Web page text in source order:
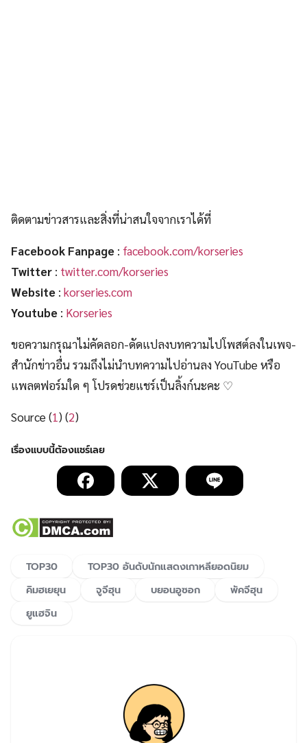
ติดตามข่าวสารและสิ่งที่น่าสนใจจากเราได้ที่
Facebook Fanpage : facebook.com/korseries
Twitter : twitter.com/korseries
Website : korseries.com
Youtube : Korseries
ขอความกรุณาไม่คัดลอก-ดัดแปลงบทความไปโพสต์ลงในเพจ-
สำนักข่าวอื่น รวมถึงไม่นำบทความไปอ่านลง YouTube หรือ
แพลตฟอร์มใด ๆ โปรดช่วยแชร์เป็นลิ้งก์นะคะ ♡
Source (1) (2)
TOP30
TOP30 อันดับนักแสดงเกาหลียอดนิยม
คิมฮเยยุน
จูจีฮุน บยอนอูซอก
พัคจีฮุน
ยูแฮจิน